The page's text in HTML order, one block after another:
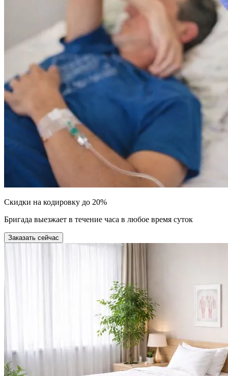
Скидки на кодировку до 20%
Бригада выезжает в течение часа в любое время суток
Заказать сейчас